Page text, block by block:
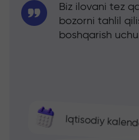
Iqtisodiy
Biz ilovani tez
bozorni tahlil
boshqarish